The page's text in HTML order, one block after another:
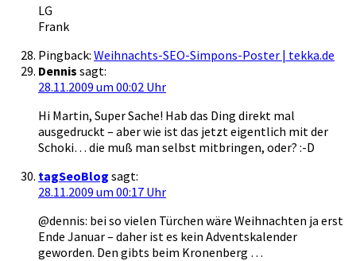
LG
Frank
Pingback: Weihnachts-SEO-Simpons-Poster | tekka.de
Dennis sagt:
28.11.2009 um 00:02 Uhr
Hi Martin, Super Sache! Hab das Ding direkt mal
ausgedruckt – aber wie ist das jetzt eigentlich mit der
Schoki… die muß man selbst mitbringen, oder? :-D
tagSeoBlog sagt:
28.11.2009 um 00:17 Uhr
@dennis: bei so vielen Türchen wäre Weihnachten ja erst
Ende Januar – daher ist es kein Adventskalender
geworden. Den gibts beim Kronenberg …